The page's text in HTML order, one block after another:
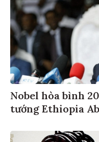
Nobel hòa bình
tướng Ethiopia